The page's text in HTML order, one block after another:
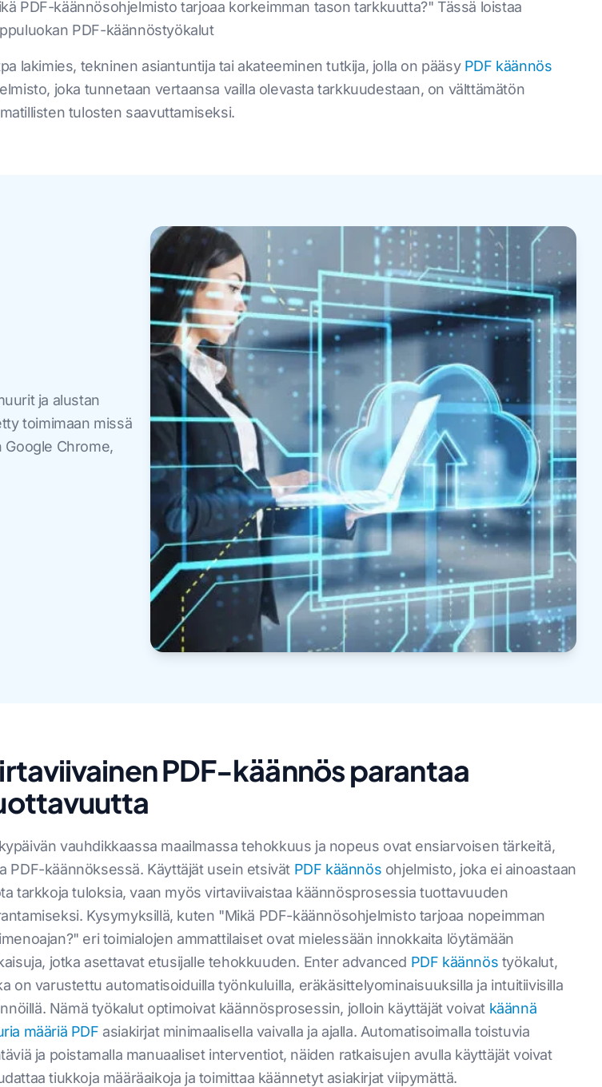
PDF-käännösohjelmisto tarjoaa korkeimman tason tarkkuutta?" Tässä loistaa
PDF-käännöstyökalut
lakimies, tekninen asiantuntija tai akateeminen tutkija, jolla on pääsy PDF käännös
joka tunnetaan vertaansa vailla olevasta tarkkuudestaan, on välttämätön
tulosten saavuttamiseksi.
ja alustan
toimimaan missä
Chrome,
PDF-käännös parantaa
vauhdikkaassa maailmassa tehokkuus ja nopeus ovat ensiarvoisen tärkeitä,
PDF-käännöksessä. Käyttäjät usein etsivät PDF käännös ohjelmisto, joka ei ainoastaan
tarkkoja tuloksia, vaan myös virtaviivaistaa käännösprosessia tuottavuuden
Kysymyksillä, kuten "Mikä PDF-käännösohjelmisto tarjoaa nopeimman
eri toimialojen ammattilaiset ovat mielessään innokkaita löytämään
jotka asettavat etusijalle tehokkuuden. Enter advanced PDF käännös työkalut,
on varustettu automatisoiduilla työnkuluilla, eräkäsittelyominaisuuksilla ja intuitiivisilla
Nämä työkalut optimoivat käännösprosessin, jolloin käyttäjät voivat käännä
määriä PDF asiakirjat minimaalisella vaivalla ja ajalla. Automatisoimalla toistuvia
ja poistamalla manuaaliset interventiot, näiden ratkaisujen avulla käyttäjät voivat
tiukkoja määräaikoja ja toimittaa käännetyt asiakirjat viipymättä.